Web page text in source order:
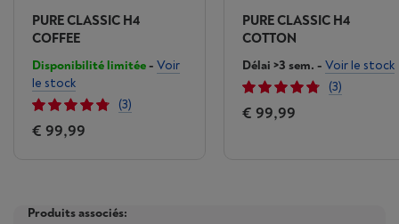
PURE CLASSIC H4
COFFEE
Disponibilité limitée- Voir
le stock
(3)
€ 99,99
PURE CLASSIC H4
COTTON
Délai >3 sem. - Voir le stock
(3)
€ 99,99
Produits associés: